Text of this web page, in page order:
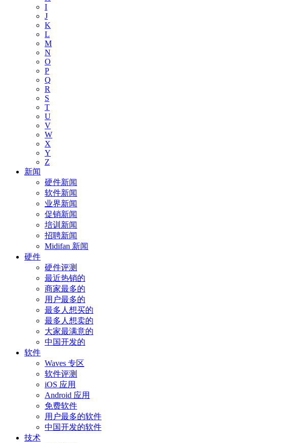
I
J
K
L
M
N
O
P
Q
R
S
T
U
V
W
X
Y
Z
新闻
硬件新闻
软件新闻
业界新闻
促销新闻
培训新闻
招聘新闻
Midifan 新闻
硬件
硬件评测
最近热销的
商家最多的
用户最多的
最多人想买的
最多人想卖的
大家最满意的
中国开发的
软件
Waves 专区
软件评测
iOS 应用
Android 应用
免费软件
用户最多的软件
中国开发的软件
技术